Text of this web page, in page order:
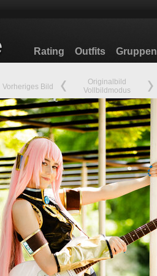
Rating Outfits Gruppen
Vorheriges Bild
Originalbild
Vollbildmodus